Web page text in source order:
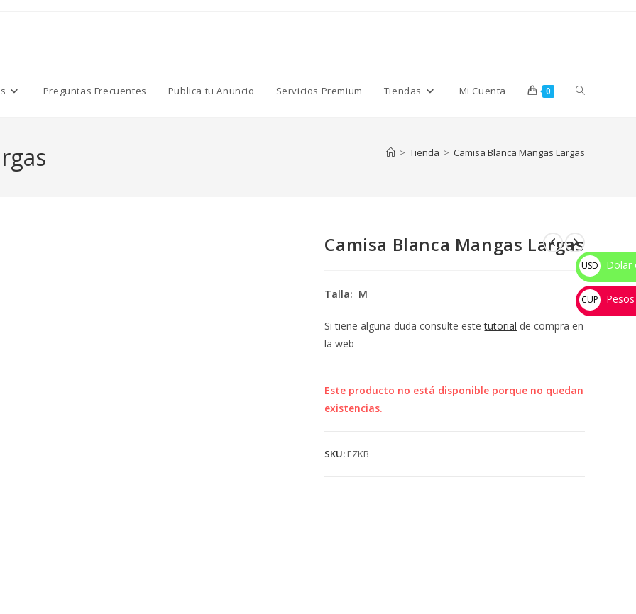
Preguntas Frecuentes Publica tu Anuncio Servicios Premium Tiendas Mi Cuenta 0 Alternar
la
web
> Tienda > Camisa Blanca Mangas Largas
Camisa Blanca Mangas Largas
Talla: M
Si tiene alguna duda consulte estetutorial de compra en
la web
Este producto no está disponible porque no quedan
existencias.
SKU:EZKB
USD
$
Dolar
CUP
💰
Pesos